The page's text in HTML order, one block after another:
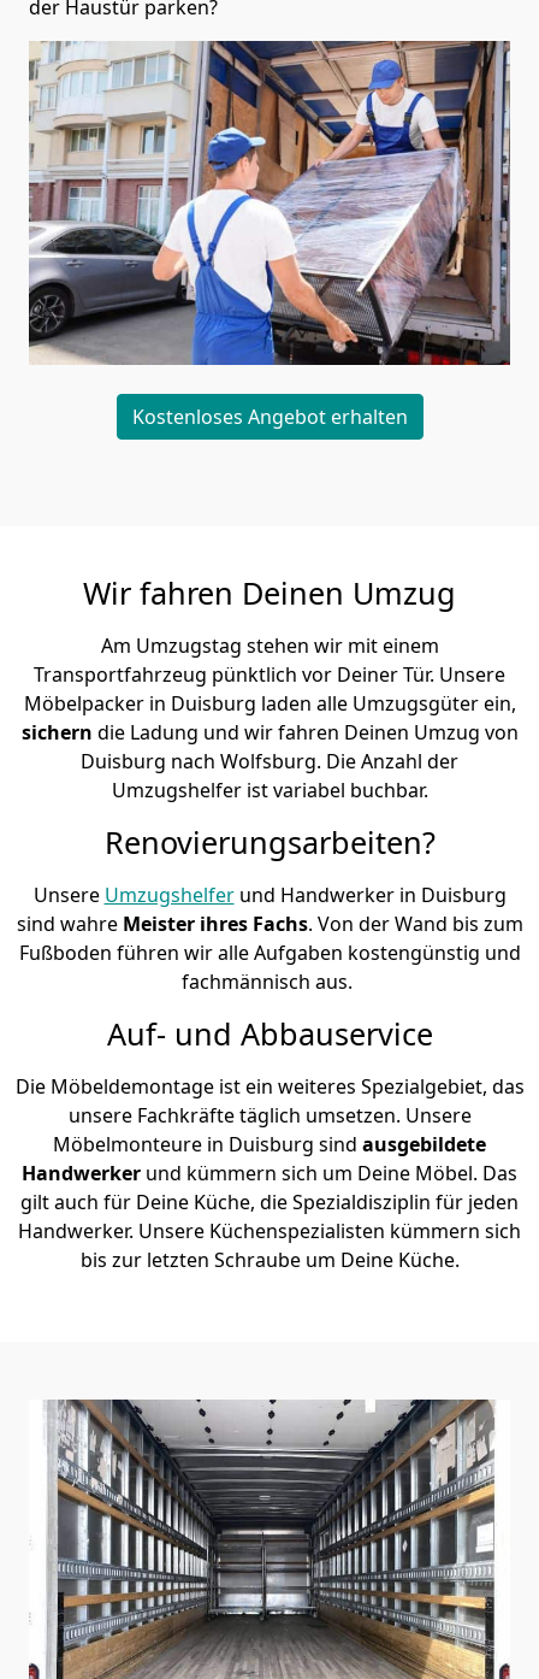
der Haustür parken?
Kostenloses Angebot erhalten
Wir fahren Deinen Umzug
Am Umzugstag stehen wir mit einem
Transportfahrzeug pünktlich vor Deiner Tür. Unsere
Möbelpacker in Duisburg laden alle Umzugsgüter ein,
sichern die Ladung und wir fahren Deinen Umzug von
Duisburg nach Wolfsburg. Die Anzahl der
Umzugshelfer ist variabel buchbar.
Renovierungsarbeiten?
Unsere Umzugshelferund Handwerker in Duisburg
sind wahre Meister ihres Fachs. Von der Wand bis zum
Fußboden führen wir alle Aufgaben kostengünstig und
fachmännisch aus.
Auf- und Abbauservice
Die Möbeldemontage ist ein weiteres Spezialgebiet, das
unsere Fachkräfte täglich umsetzen. Unsere
Möbelmonteure in Duisburg sind ausgebildete
Handwerker und kümmern sich um Deine Möbel. Das
gilt auch für Deine Küche, die Spezialdisziplin für jeden
Handwerker. Unsere Küchenspezialisten kümmern sich
bis zur letzten Schraube um Deine Küche.